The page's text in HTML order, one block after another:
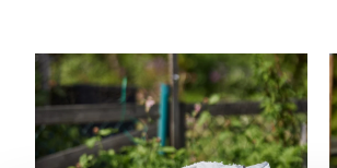
Innehållsförteckning
Jorden är mycket
myllig och har ett lågt
är specialanpassad för
innehåller extra